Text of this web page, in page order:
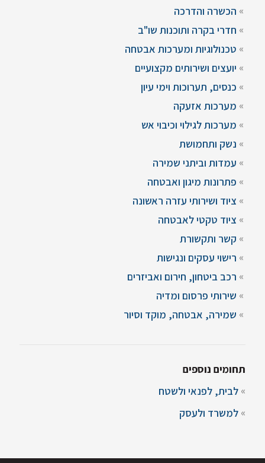
הכשרה והדרכה
חדרי בקרה ותוכנות שו"ב
טכנולוגיות ומערכות אבטחה
יועצים ושירותים מקצועיים
כנסים, תערוכות וימי עיון
מערכות אזעקה
מערכות לגילוי וכיבוי אש
נשק ותחמושת
עמדות וביתני שמירה
פתרונות מיגון ואבטחה
ציוד ושירותי עזרה ראשונה
ציוד טקטי לאבטחה
קשר ותקשורת
רישוי עסקים ונגישות
רכב ביטחון, חירום ואביזרים
שירותי פרסום ומדיה
שמירה, אבטחה, מוקד וסיור
תחומים נוספים
לבית, לפנאי ולשטח
למשרד ולעסק